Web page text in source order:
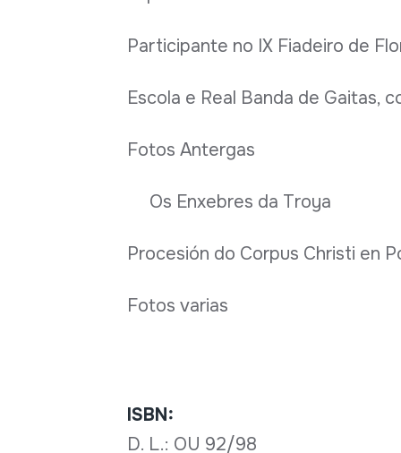
Participante no IX Fiadeiro de
Escola e Real Banda de Gaitas,
Fotos Antergas
Os Enxebres da Troya
Procesión do Corpus Christi en
Fotos varias
ISBN:
D. L.: OU 92/98